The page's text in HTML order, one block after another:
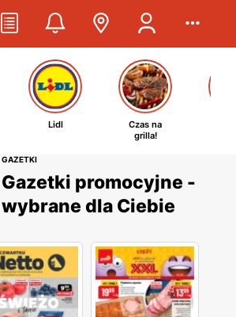
Lidl
Czas na
grilla!
GAZETKI
Gazetki promocyjne -
wybrane dla Ciebie